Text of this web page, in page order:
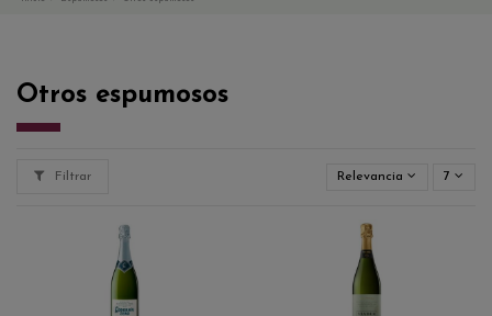
Otros espumosos
Filtrar Relevancia 7